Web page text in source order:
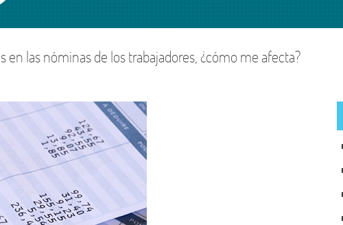
Tu portal laboral
en las nóminas de los trabajadores, ¿cómo me afecta?